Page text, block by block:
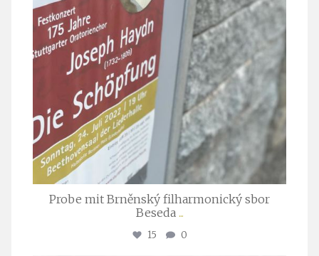
Probe mit Brněnský filharmonický sbor
Beseda ...
15 0